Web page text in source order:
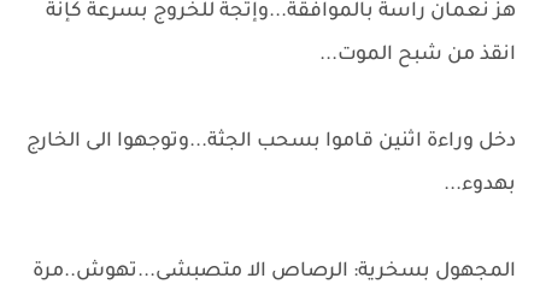
هز نعمان راسة بالموافقة...وإتجة للخروج بسرعة كإنة
انقذ من شبح الموت...
دخل وراءة اثنين قاموا بسحب الجثة...وتوجهوا الى الخارج
بهدوء...
المجهول بسخرية: الرصاص الا متصبشى...تهوش..مرة